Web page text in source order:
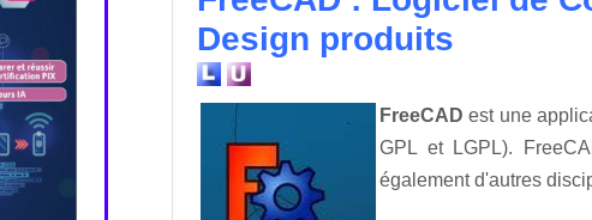
Design produits
FreeCAD est une
GPL et LGPL).
également d'autres